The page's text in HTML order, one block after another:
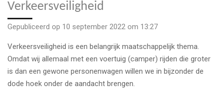
Verkeersveiligheid
Gepubliceerd op 10 september 2022 om 13:27
Verkeersveiligheid is een belangrijk maatschappelijk thema.
Omdat wij allemaal met een voertuig (camper) rijden die groter
is dan een gewone personenwagen willen we in bijzonder de
dode hoek onder de aandacht brengen.